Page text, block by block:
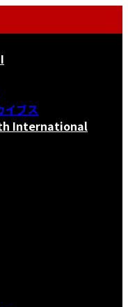
イブス
International